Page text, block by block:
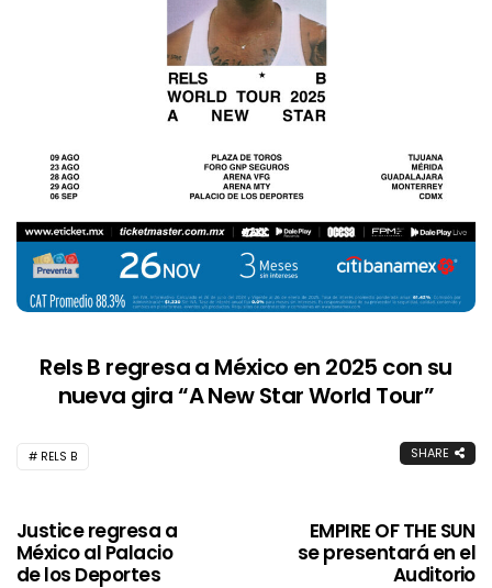
Rels B regresa a México en 2025 con su
nueva gira “A New Star World Tour”
RELS B SHARE
Justice regresa a
México al Palacio
de los Deportes
EMPIRE OF THE SUN
se presentará en el
Auditorio